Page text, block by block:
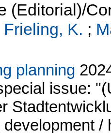
(Editorial)/
Frieling, K. ;
planning
issue: